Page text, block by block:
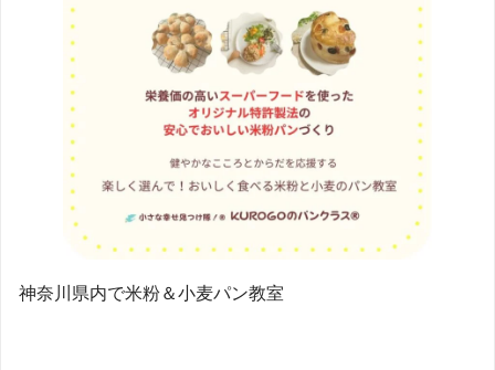
神奈川県内で米粉＆小麦パン教室